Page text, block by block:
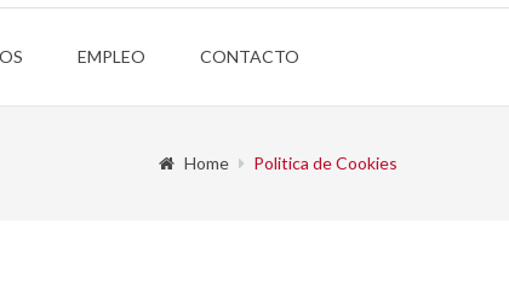
EMPLEO CONTACTO
Home Politica de Cookies